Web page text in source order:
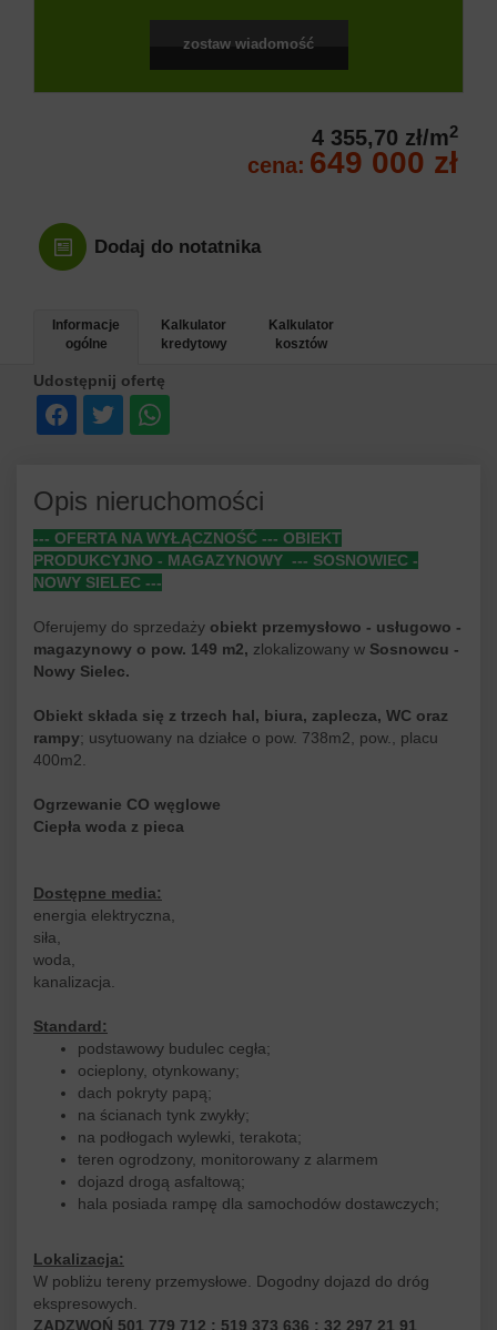
zostaw wiadomość
4 355,70 zł/m2
cena: 649 000 zł
Dodaj do notatnika
Udostępnij ofertę
Informacje
ogólne
Kalkulator
kredytowy
Kalkulator
kosztów
Opis nieruchomości
--- OFERTA NA WYŁĄCZNOŚĆ --- OBIEKT
PRODUKCYJNO - MAGAZYNOWY --- SOSNOWIEC -
NOWY SIELEC ---
Oferujemy do sprzedaży obiekt przemysłowo - usługowo -
magazynowy o pow. 149 m2, zlokalizowany w Sosnowcu -
Nowy Sielec.
Obiekt składa się z trzech hal, biura, zaplecza, WC oraz
rampy; usytuowany na działce o pow. 738m2, pow., placu
400m2.
Ogrzewanie CO węglowe
Ciepła woda z pieca
Dostępne media:
energia elektryczna,
siła,
woda,
kanalizacja.
Standard:
podstawowy budulec cegła;
ocieplony, otynkowany;
dach pokryty papą;
na ścianach tynk zwykły;
na podłogach wylewki, terakota;
teren ogrodzony, monitorowany z alarmem
dojazd drogą asfaltową;
hala posiada rampę dla samochodów dostawczych;
Lokalizacja:
W pobliżu tereny przemysłowe. Dogodny dojazd do dróg
ekspresowych.
ZADZWOŃ 501 779 712 ; 519 373 636 ; 32 297 21 91